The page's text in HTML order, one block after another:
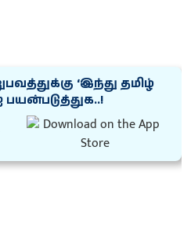
‘இந்து தமிழ்
பயன்படுத்துக..!